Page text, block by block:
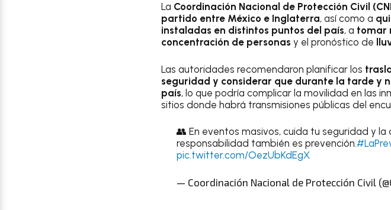
La Coordinación Nacional de Protección Civil
partido entre México e Inglaterra, así como a
instaladas en distintos puntos del país, a tomar
concentración de personas y el pronóstico de
Las autoridades recomendaron planificar los
seguridad y considerar que durante la tarde y
país, lo que podría complicar la movilidad en las
sitios donde habrá transmisiones públicas del
👥 En eventos masivos, cuida tu seguridad y
responsabilidad también es prevención.
pic.twitter.com/OezUbKdEgX
— Coordinación Nacional de Protección Civil